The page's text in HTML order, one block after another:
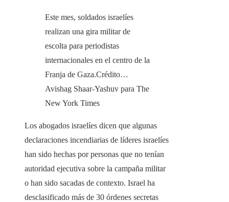
Este mes, soldados israelíes
realizan una gira militar de
escolta para periodistas
internacionales en el centro de la
Franja de Gaza.Crédito…
Avishag Shaar-Yashuv para The
New York Times
Los abogados israelíes dicen que algunas
declaraciones incendiarias de líderes israelíes
han sido hechas por personas que no tenían
autoridad ejecutiva sobre la campaña militar
o han sido sacadas de contexto. Israel ha
desclasificado más de 30 órdenes secretas